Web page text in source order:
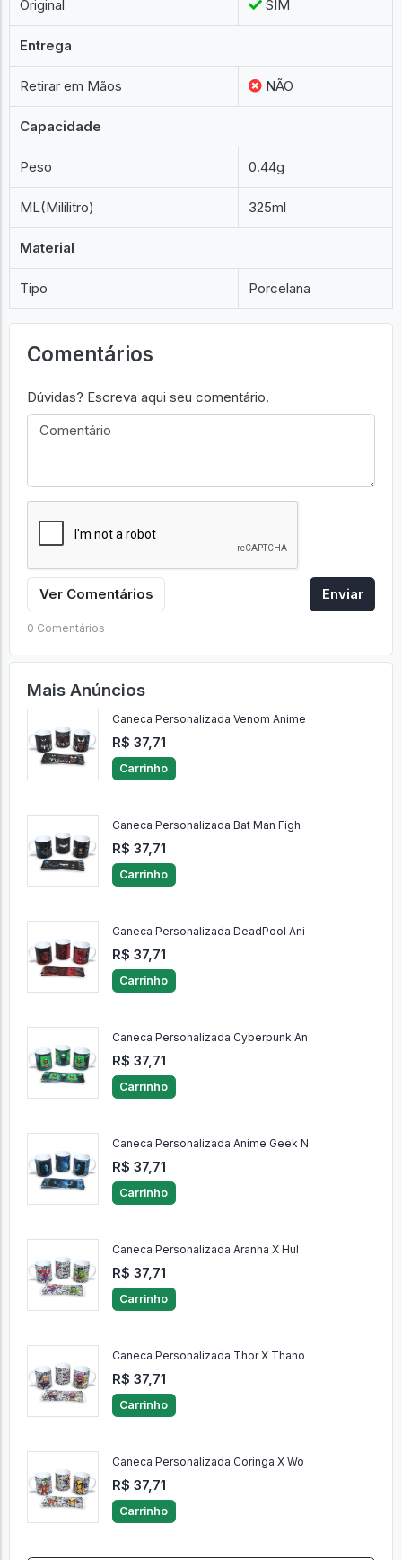
Original SIM
Entrega
Retirar em Mãos NÃO
Capacidade
Peso 0.44g
ML(Mililitro) 325ml
Material
Tipo Porcelana
Comentários
Dúvidas? Escreva aqui seu comentário.
Ver Comentários Enviar
0 Comentários
Mais Anúncios
Caneca Personalizada Venom Anime
R$ 37,71
Carrinho
Caneca Personalizada Bat Man Figh
R$ 37,71
Carrinho
Caneca Personalizada DeadPool Ani
R$ 37,71
Carrinho
Caneca Personalizada Cyberpunk An
R$ 37,71
Carrinho
Caneca Personalizada Anime Geek N
R$ 37,71
Carrinho
Caneca Personalizada Aranha X Hul
R$ 37,71
Carrinho
Caneca Personalizada Thor X Thano
R$ 37,71
Carrinho
Caneca Personalizada Coringa X Wo
R$ 37,71
Carrinho